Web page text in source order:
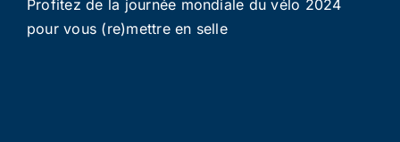
Profitez de la journée mondiale du vélo 2024
pour vous (re)mettre en selle